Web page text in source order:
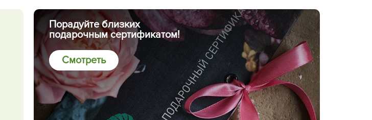
Порадуйте близких
подарочным сертификатом!
Смотреть